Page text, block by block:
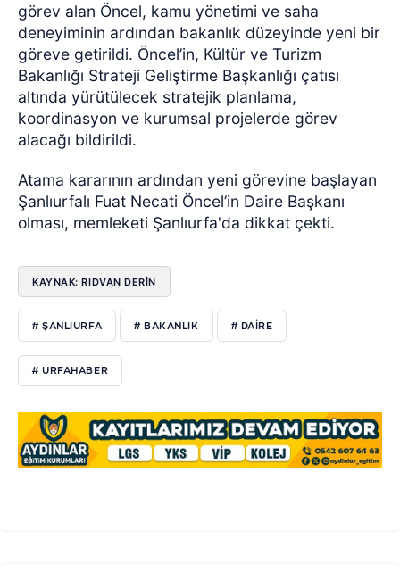
görev alan Öncel, kamu yönetimi ve saha
deneyiminin ardından bakanlık düzeyinde yeni bir
göreve getirildi. Öncel’in, Kültür ve Turizm
Bakanlığı Strateji Geliştirme Başkanlığı çatısı
altında yürütülecek stratejik planlama,
koordinasyon ve kurumsal projelerde görev
alacağı bildirildi.
Atama kararının ardından yeni görevine başlayan
Şanlıurfalı Fuat Necati Öncel’in Daire Başkanı
olması, memleketi Şanlıurfa'da dikkat çekti.
KAYNAK: RIDVAN DERİN
# ŞANLIURFA # BAKANLIK # DAIRE
# URFAHABER